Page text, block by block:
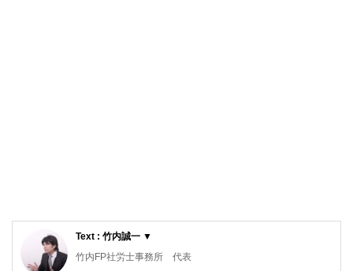
Text : 竹内誠一 ▼
竹内FP社労士事務所 代表